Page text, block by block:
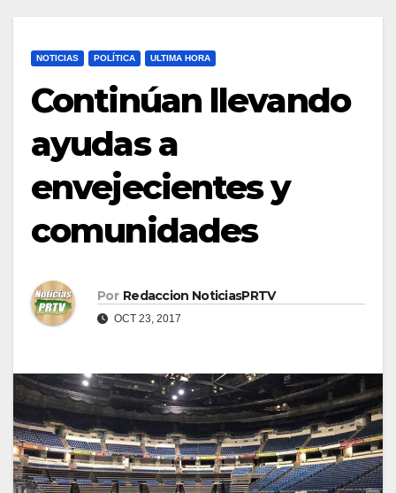
NOTICIAS POLÍTICA ULTIMA HORA
Continúan llevando
ayudas a
envejecientes y
comunidades
Por Redaccion NoticiasPRTV
OCT 23, 2017